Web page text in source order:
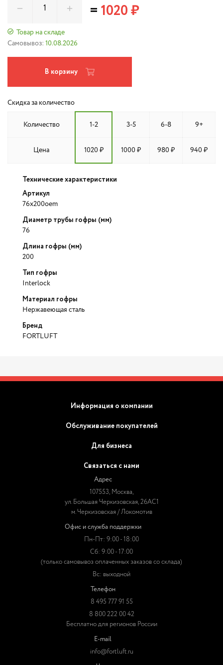
Товар на складе
Самовывоз: 10.08.2026
=1020 ₽
В корзину
Скидка за количество
Количество 1-2 3-5 6-8 9+
Цена 1020 ₽ 1000 ₽ 980 ₽ 940 ₽
Технические характеристики
Артикул
76x200oem
Диаметр трубы гофры (мм)
76
Длина гофры (мм)
200
Тип гофры
Interlock
Материал гофры
Нержавеющая сталь
Бренд
FORTLUFT
Информация о компании
Обслуживание покупателей
Для бизнеса
Связаться с нами
Адрес
107553, Москва,
ул. Большая Черкизовская, 26АС1
м. Черкизовская / Локомотив
Офис и служба поддержки
Пн-Пт: 9:00 - 18:00
Сб: 9:00 - 17:00
(только самовывоз оплаченных заказов со склада)
Вс: выходной
Телефон
8 495 777 91 55
8 800 222 00 42
Бесплатно для регионов России
E-mail
info@fortluft.ru